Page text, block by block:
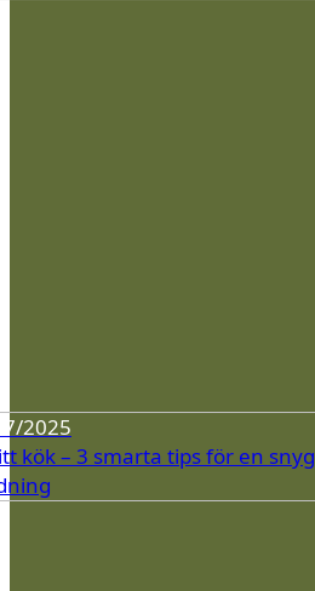
2025
kök – 3 smarta tips för en